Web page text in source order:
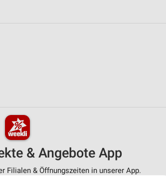
& Angebote App
Filialen & Öffnungszeiten in unserer App.